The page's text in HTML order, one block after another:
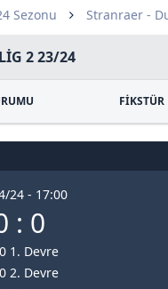
Rangers
Sezonu Stranraer -
LIG 2 23/24
FİKSTÜR
24 - 17:00
: 0
1. Devre
2. Devre